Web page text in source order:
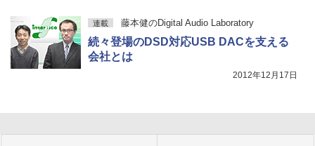
連載 藤本健のDigital Audio Laboratory
続々登場のDSD対応USB DACを支える
会社とは
2012年12月17日